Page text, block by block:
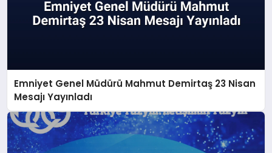
Emniyet Genel Müdürü Mahmut Demirtaş 23 Nisan
Mesajı Yayınladı